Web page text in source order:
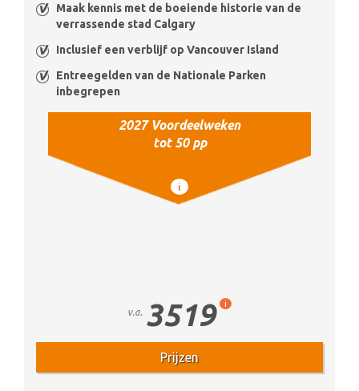
Maak kennis met de boeiende historie van de
verrassende stad Calgary
Inclusief een verblijf op Vancouver Island
Entreegelden van de Nationale Parken
inbegrepen
2027 Voordeelweken
tot 50 pp
i
v.a. 3519 i
Prijzen